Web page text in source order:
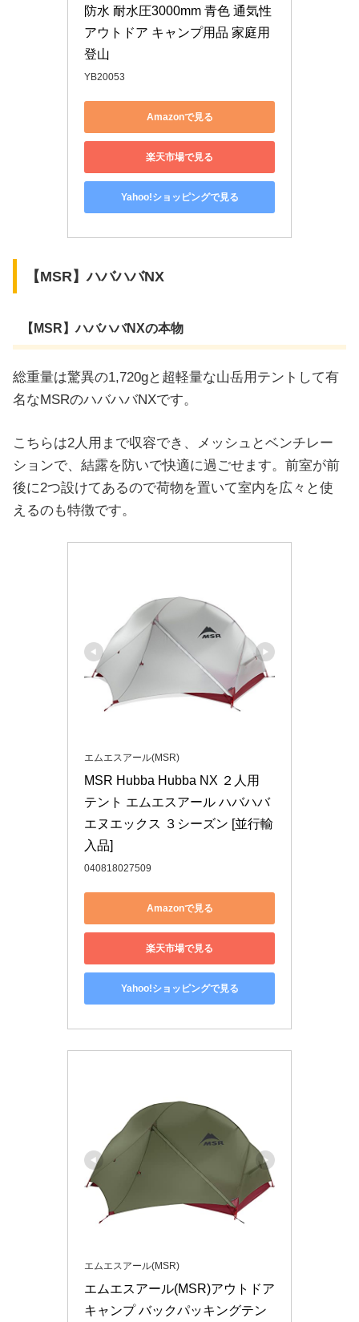
防水 耐水圧3000mm 青色 通気性
アウトドア キャンプ用品 家庭用
登山
YB20053
Amazonで見る
楽天市場で見る
Yahoo!ショッピングで見る
【MSR】ハバハバNX
【MSR】ハバハバNXの本物
総重量は驚異の1,720gと超軽量な山岳用テントして有
名なMSRのハバハバNXです。
こちらは2人用まで収容でき、メッシュとベンチレー
ションで、結露を防いで快適に過ごせます。前室が前
後に2つ設けてあるので荷物を置いて室内を広々と使
えるのも特徴です。
エムエスアール(MSR)
MSR Hubba Hubba NX ２人用
テント エムエスアール ハバハバ
エヌエックス ３シーズン [並行輸
入品]
040818027509
Amazonで見る
楽天市場で見る
Yahoo!ショッピングで見る
エムエスアール(MSR)
エムエスアール(MSR)アウトドア
キャンプ バックパッキングテン